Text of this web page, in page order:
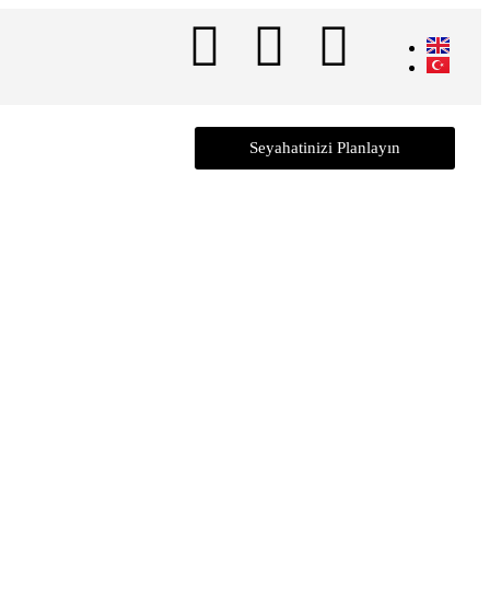
Seyahatinizi Planlayın